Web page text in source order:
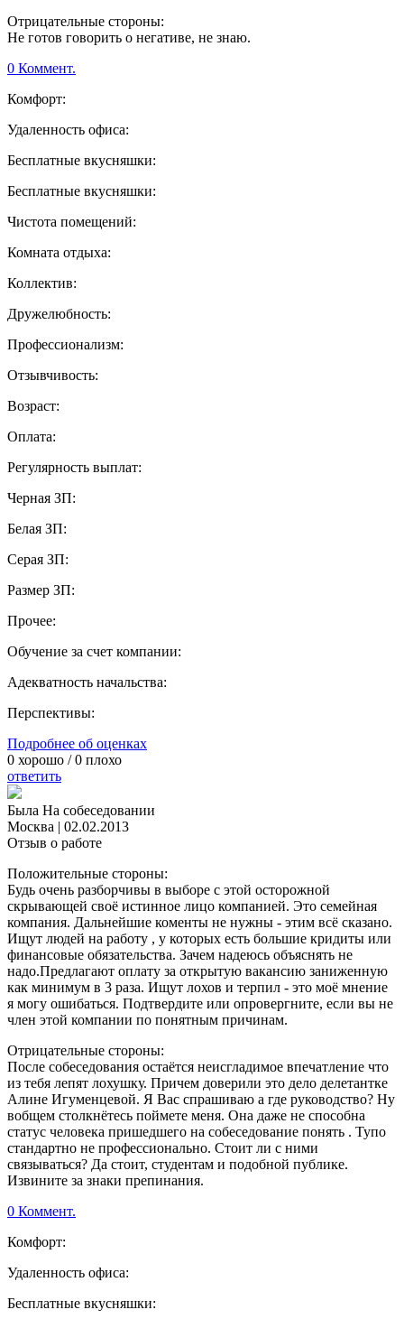
Отрицательные стороны:
Не готов говорить о негативе, не знаю.
0 Коммент.
Комфорт:
Удаленность офиса:
Бесплатные вкусняшки:
Бесплатные вкусняшки:
Чистота помещений:
Комната отдыха:
Коллектив:
Дружелюбность:
Профессионализм:
Отзывчивость:
Возраст:
Оплата:
Регулярность выплат:
Черная ЗП:
Белая ЗП:
Серая ЗП:
Размер ЗП:
Прочее:
Обучение за счет компании:
Адекватность начальства:
Перспективы:
Подробнее об оценках
0 хорошо /0 плохо
ответить
Была На собеседовании
Москва | 02.02.2013
Отзыв о работе
Положительные стороны:
Будь очень разборчивы в выборе с этой осторожной
скрывающей своё истинное лицо компанией. Это семейная
компания. Дальнейшие коменты не нужны - этим всё сказано.
Ищут людей на работу , у которых есть большие кридиты или
финансовые обязательства. Зачем надеюсь объяснять не
надо.Предлагают оплату за открытую вакансию заниженную
как минимум в 3 раза. Ищут лохов и терпил - это моё мнение
я могу ошибаться. Подтвердите или опровергните, если вы не
член этой компании по понятным причинам.
Отрицательные стороны:
После собеседования остаётся неисгладимое впечатление что
из тебя лепят лохушку. Причем доверили это дело делетантке
Алине Игуменцевой. Я Вас спрашиваю а где руководство? Ну
вобщем столкнётесь поймете меня. Она даже не способна
статус человека пришедшего на собеседование понять . Тупо
стандартно не профессионально. Стоит ли с ними
связываться? Да стоит, студентам и подобной публике.
Извините за знаки препинания.
0 Коммент.
Комфорт:
Удаленность офиса:
Бесплатные вкусняшки: